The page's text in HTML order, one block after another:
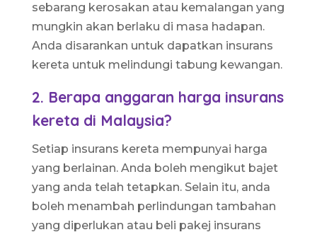
sebarang kerosakan atau kemalangan yang
mungkin akan berlaku di masa hadapan.
Anda disarankan untuk dapatkan insurans
kereta untuk melindungi tabung kewangan.
2. Berapa anggaran harga insurans
kereta di Malaysia?
Setiap insurans kereta mempunyai harga
yang berlainan. Anda boleh mengikut bajet
yang anda telah tetapkan. Selain itu, anda
boleh menambah perlindungan tambahan
yang diperlukan atau beli pakej insurans